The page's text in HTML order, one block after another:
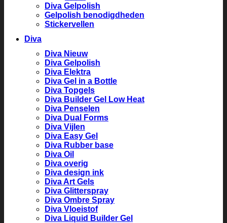
Diva Gelpolish
Gelpolish benodigdheden
Stickervellen
Diva
Diva Nieuw
Diva Gelpolish
Diva Elektra
Diva Gel in a Bottle
Diva Topgels
Diva Builder Gel Low Heat
Diva Penselen
Diva Dual Forms
Diva Vijlen
Diva Easy Gel
Diva Rubber base
Diva Oil
Diva overig
Diva design ink
Diva Art Gels
Diva Glitterspray
Diva Ombre Spray
Diva Vloeistof
Diva Liquid Builder Gel